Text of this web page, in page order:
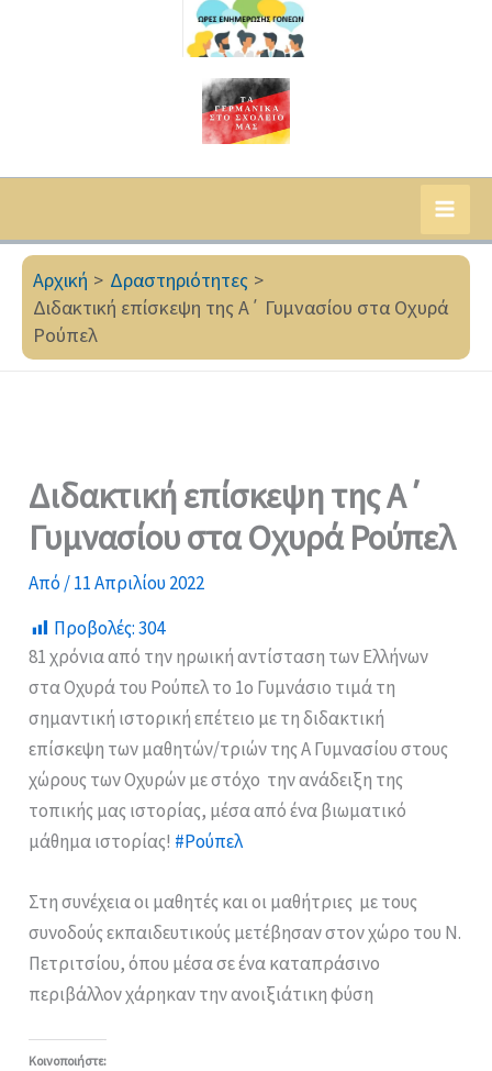
Αρχική
Δραστηριότητες
Διδακτική επίσκεψη της Α΄ Γυμνασίου στα Οχυρά
Ρούπελ
Διδακτική επίσκεψη της Α΄
Γυμνασίου στα Οχυρά Ρούπελ
Από/11 Απριλίου 2022
Προβολές:304
81 χρόνια από την ηρωική αντίσταση των Ελλήνων
στα Οχυρά του Ρούπελ το 1ο Γυμνάσιο τιμά τη
σημαντική ιστορική επέτειο με τη διδακτική
επίσκεψη των μαθητών/τριών της Α Γυμνασίου στους
χώρους των Οχυρών με στόχο την ανάδειξη της
τοπικής μας ιστορίας, μέσα από ένα βιωματικό
μάθημα ιστορίας! #Ρούπελ
Στη συνέχεια οι μαθητές και οι μαθήτριες με τους
συνοδούς εκπαιδευτικούς μετέβησαν στον χώρο του Ν.
Πετριτσίου, όπου μέσα σε ένα καταπράσινο
περιβάλλον χάρηκαν την ανοιξιάτικη φύση
Κοινοποιήστε: